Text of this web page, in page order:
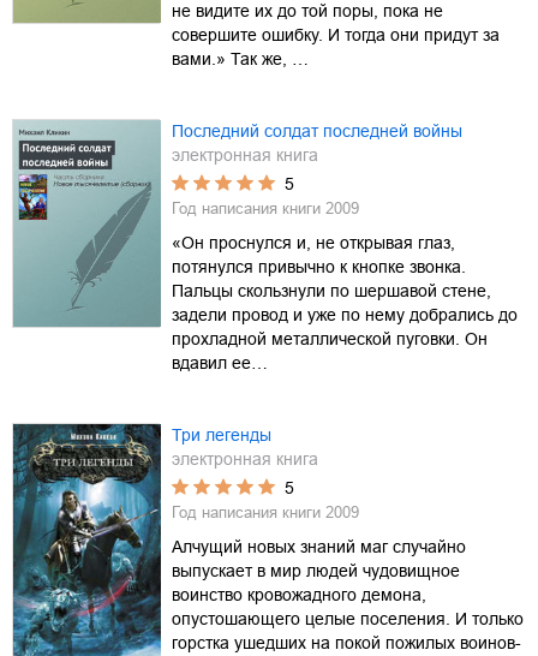
не видите их до той поры, пока не
совершите ошибку. И тогда они придут за
вами.» Так же, …
Последний солдат последней войны
электронная книга
5
Год написания книги 2009
«Он проснулся и, не открывая глаз,
потянулся привычно к кнопке звонка.
Пальцы скользнули по шершавой стене,
задели провод и уже по нему добрались до
прохладной металлической пуговки. Он
вдавил ее…
Три легенды
электронная книга
5
Год написания книги 2009
Алчущий новых знаний маг случайно
выпускает в мир людей чудовищное
воинство кровожадного демона,
опустошающего целые поселения. И только
горстка ушедших на покой пожилых воинов-